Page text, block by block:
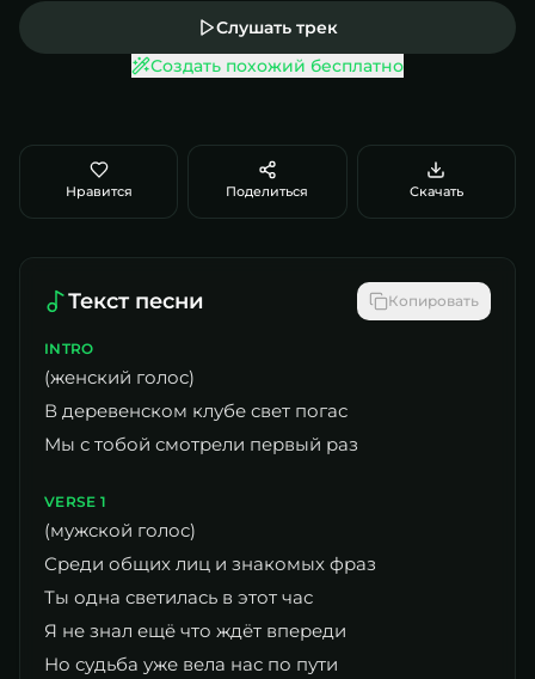
Слушать трек
Создать похожий бесплатно
Нравится Поделиться Скачать
Текст песни Копировать
INTRO
(женский голос)
В деревенском клубе свет погас
Мы с тобой смотрели первый раз
VERSE 1
(мужской голос)
Среди общих лиц и знакомых фраз
Ты одна светилась в этот час
Я не знал ещё что ждёт впереди
Но судьба уже вела нас по пути